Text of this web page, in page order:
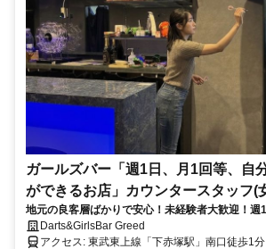
ガールズバー「週1日、月1回等、自
ができるお店」カウンタースタッフ(
地元の良客層ばかりで安心！未経験者大歓迎！
ートも可！土日だけ等週末勤務、月1回勤務も大歓
Darts&GirlsBar Greed
アクセス: 東武東上線「下赤塚駅」南口徒歩1分 東京メトロ有楽町